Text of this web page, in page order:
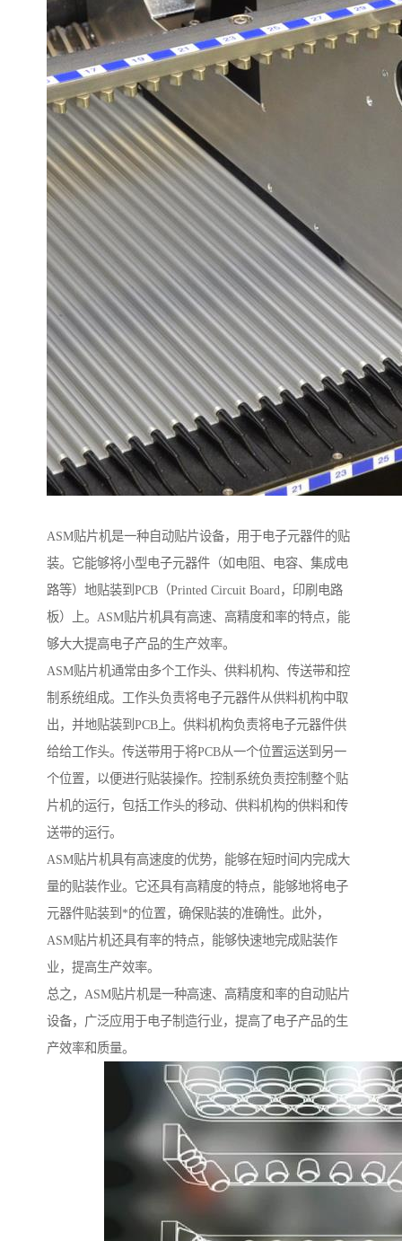
ASM贴片机是一种自动贴片设备，用于电子元器件的贴
装。它能够将小型电子元器件（如电阻、电容、集成电
路等）地贴装到PCB（Printed Circuit Board，印刷电路
板）上。ASM贴片机具有高速、高精度和率的特点，能
够大大提高电子产品的生产效率。
ASM贴片机通常由多个工作头、供料机构、传送带和控
制系统组成。工作头负责将电子元器件从供料机构中取
出，并地贴装到PCB上。供料机构负责将电子元器件供
给给工作头。传送带用于将PCB从一个位置运送到另一
个位置，以便进行贴装操作。控制系统负责控制整个贴
片机的运行，包括工作头的移动、供料机构的供料和传
送带的运行。
ASM贴片机具有高速度的优势，能够在短时间内完成大
量的贴装作业。它还具有高精度的特点，能够地将电子
元器件贴装到*的位置，确保贴装的准确性。此外，
ASM贴片机还具有率的特点，能够快速地完成贴装作
业，提高生产效率。
总之，ASM贴片机是一种高速、高精度和率的自动贴片
设备，广泛应用于电子制造行业，提高了电子产品的生
产效率和质量。